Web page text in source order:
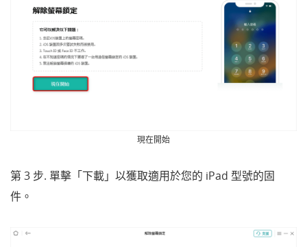
現在開始
第 3 步. 單擊「下載」 以獲取適用於您的 iPad 型號的固
件。